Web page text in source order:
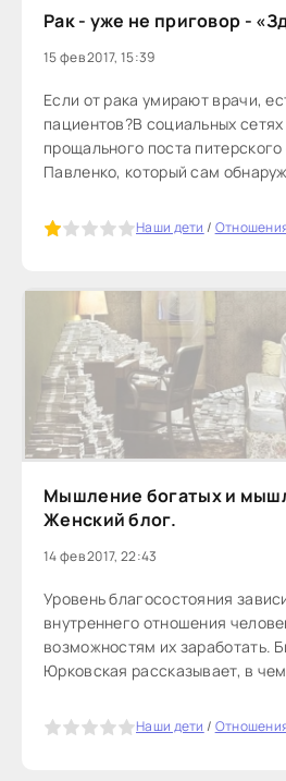
Рак - уже не приговор -
15 фев 2017, 15:39
Если от рака умирают врачи,
пациентов?В социальных
прощального поста
Павленко, который сам
Наши дети /
Мышление богатых и
Женский блог.
14 фев 2017, 22:43
Уровень благосостояния
внутреннего отношения
возможностям их заработать.
Юрковская рассказывает, в
Наши дети /